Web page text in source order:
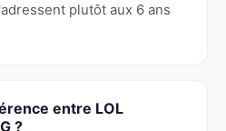
plutôt aux 6 ans
entre LOL
?